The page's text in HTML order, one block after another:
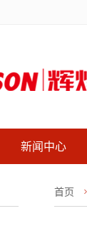
新闻中心
首页